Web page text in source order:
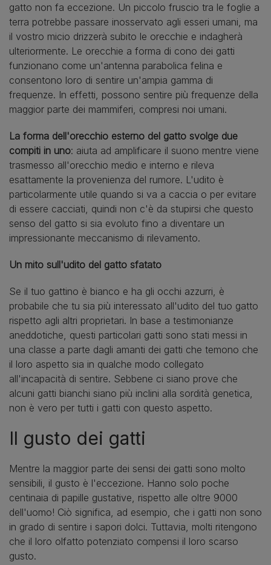
gatto non fa eccezione. Un piccolo fruscio tra le foglie a
terra potrebbe passare inosservato agli esseri umani, ma
il vostro micio drizzerà subito le orecchie e indagherà
ulteriormente. Le orecchie a forma di cono dei gatti
funzionano come un'antenna parabolica felina e
consentono loro di sentire un'ampia gamma di
frequenze. In effetti, possono sentire più frequenze della
maggior parte dei mammiferi, compresi noi umani.
La forma dell'orecchio esterno del gatto svolge due
compiti in uno: aiuta ad amplificare il suono mentre viene
trasmesso all'orecchio medio e interno e rileva
esattamente la provenienza del rumore. L'udito è
particolarmente utile quando si va a caccia o per evitare
di essere cacciati, quindi non c'è da stupirsi che questo
senso del gatto si sia evoluto fino a diventare un
impressionante meccanismo di rilevamento.
Un mito sull'udito del gatto sfatato
Se il tuo gattino è bianco e ha gli occhi azzurri, è
probabile che tu sia più interessato all'udito del tuo gatto
rispetto agli altri proprietari. In base a testimonianze
aneddotiche, questi particolari gatti sono stati messi in
una classe a parte dagli amanti dei gatti che temono che
il loro aspetto sia in qualche modo collegato
all'incapacità di sentire. Sebbene ci siano prove che
alcuni gatti bianchi siano più inclini alla sordità genetica,
non è vero per tutti i gatti con questo aspetto.
Il gusto dei gatti
Mentre la maggior parte dei sensi dei gatti sono molto
sensibili, il gusto è l'eccezione. Hanno solo poche
centinaia di papille gustative, rispetto alle oltre 9000
dell'uomo! Ciò significa, ad esempio, che i gatti non sono
in grado di sentire i sapori dolci. Tuttavia, molti ritengono
che il loro olfatto potenziato compensi il loro scarso
gusto.